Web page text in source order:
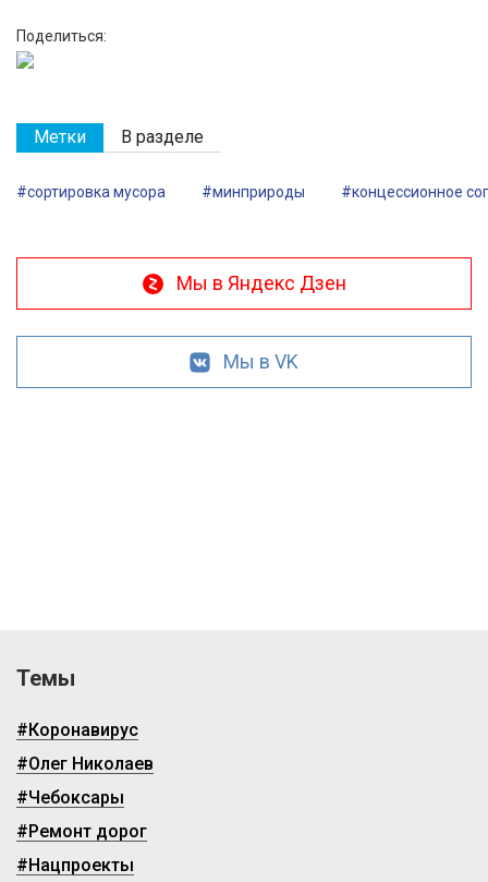
Поделиться:
Метки В разделе
#сортировка мусора #минприроды #концессионное
Мы в Яндекс Дзен
Мы в VK
Темы
#Коронавирус
#Олег Николаев
#Чебоксары
#Ремонт дорог
#Нацпроекты